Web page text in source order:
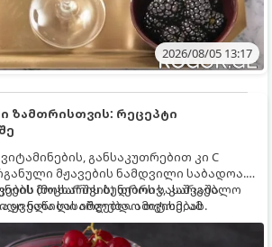
2026/08/05 13:17
ზამთრისთვის: რეცეპტი
განსაკუთრებით კი C
მჟავების ნამდვილი საბადოა.
(მოხარშვის) დროს სასარგებლო
ნაწილი იშლება. ამიტომ, ამ
შესანახად საუკეთესო გზა
- მოხარშვის გარეშე.
მოცხარის ბუნებრივ, კაშკაშა
ყველა სასარგებლო თვისებას.